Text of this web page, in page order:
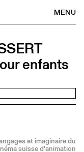
MENU
enfants
et imaginaire du
suisse d'animation